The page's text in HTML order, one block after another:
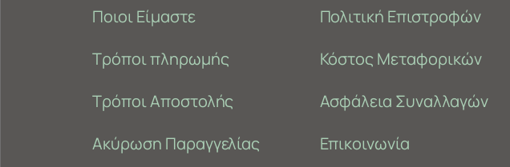
Ποιοι Είμαστε
Τρόποι πληρωμής
Τρόποι Αποστολής
Ακύρωση Παραγγελίας
Πολιτική Επιστροφών
Κόστος Μεταφορικών
Ασφάλεια Συναλλαγών
Επικοινωνία